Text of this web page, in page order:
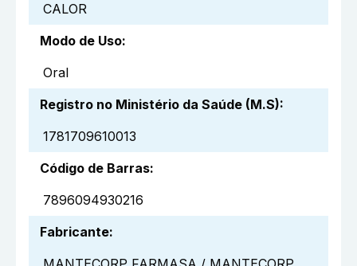
CALOR
Modo de Uso:
Oral
Registro no Ministério da Saúde (M.S):
1781709610013
Código de Barras:
7896094930216
Fabricante: